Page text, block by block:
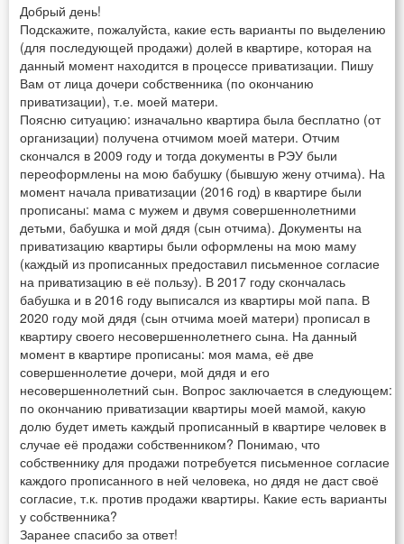
Добрый день!
Подскажите, пожалуйста, какие есть варианты по выделению
(для последующей продажи) долей в квартире, которая на
данный момент находится в процессе приватизации. Пишу
Вам от лица дочери собственника (по окончанию
приватизации), т.е. моей матери.
Поясню ситуацию: изначально квартира была бесплатно (от
организации) получена отчимом моей матери. Отчим
скончался в 2009 году и тогда документы в РЭУ были
переоформлены на мою бабушку (бывшую жену отчима). На
момент начала приватизации (2016 год) в квартире были
прописаны: мама с мужем и двумя совершеннолетними
детьми, бабушка и мой дядя (сын отчима). Документы на
приватизацию квартиры были оформлены на мою маму
(каждый из прописанных предоставил письменное согласие
на приватизацию в её пользу). В 2017 году скончалась
бабушка и в 2016 году выписался из квартиры мой папа. В
2020 году мой дядя (сын отчима моей матери) прописал в
квартиру своего несовершеннолетнего сына. На данный
момент в квартире прописаны: моя мама, её две
совершеннолетие дочери, мой дядя и его
несовершеннолетний сын. Вопрос заключается в следующем:
по окончанию приватизации квартиры моей мамой, какую
долю будет иметь каждый прописанный в квартире человек в
случае её продажи собственником? Понимаю, что
собственнику для продажи потребуется письменное согласие
каждого прописанного в ней человека, но дядя не даст своё
согласие, т.к. против продажи квартиры. Какие есть варианты
у собственника?
Заранее спасибо за ответ!